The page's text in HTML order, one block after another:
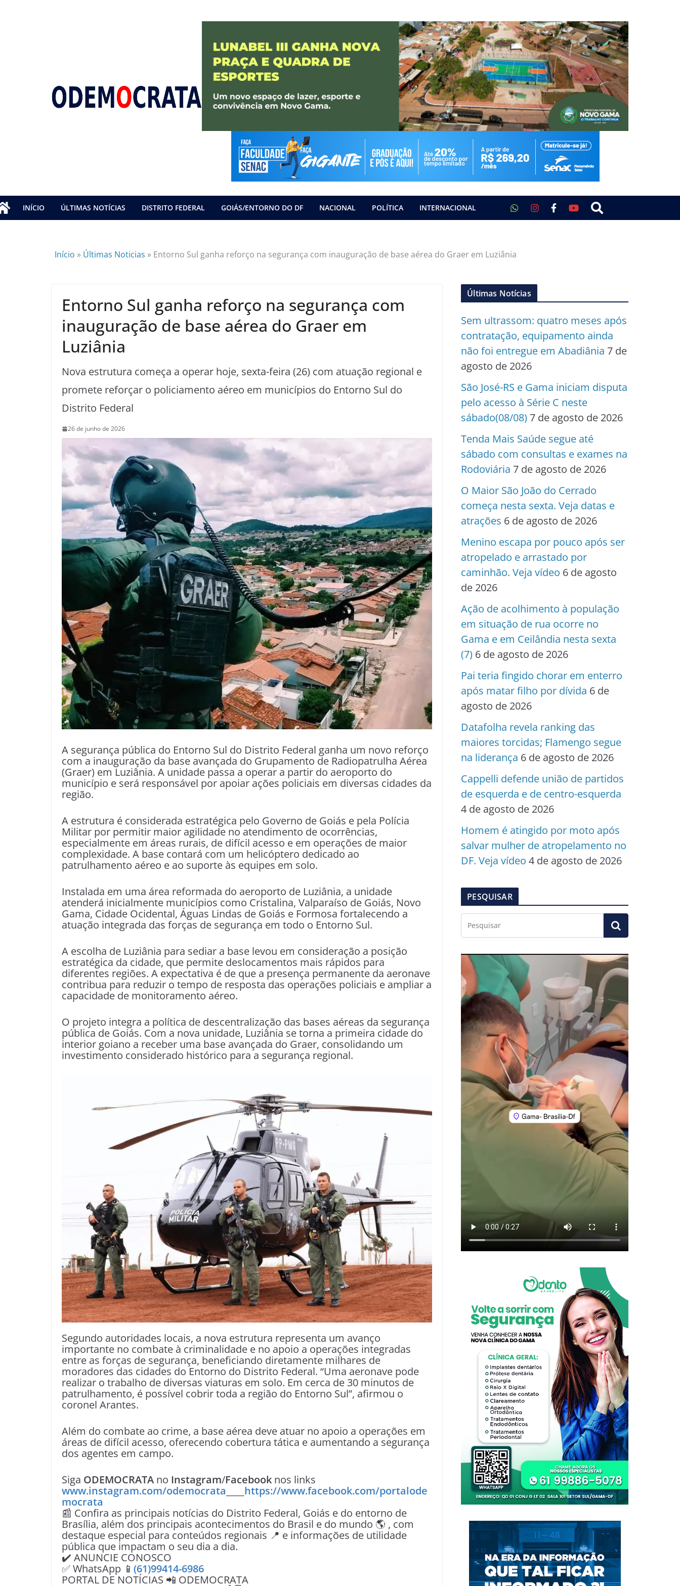
INÍCIO ÚLTIMAS NOTÍCIAS DISTRITO FEDERAL GOIÁS/ENTORNO DO DF NACIONAL POLÍTICA INTERNACIONAL
Início » Últimas Noticias » Entorno Sul ganha reforço na segurança com inauguração de base aérea do Graer em Luziânia
Entorno Sul ganha reforço na segurança com
inauguração de base aérea do Graer em
Luziânia
Nova estrutura começa a operar hoje, sexta-feira (26) com atuação regional e
promete reforçar o policiamento aéreo em municípios do Entorno Sul do
Distrito Federal
26 de junho de 2026
A segurança pública do Entorno Sul do Distrito Federal ganha um novo reforço
com a inauguração da base avançada do Grupamento de Radiopatrulha Aérea
(Graer) em Luziânia. A unidade passa a operar a partir do aeroporto do
município e será responsável por apoiar ações policiais em diversas cidades da
região.
A estrutura é considerada estratégica pelo Governo de Goiás e pela Polícia
Militar por permitir maior agilidade no atendimento de ocorrências,
especialmente em áreas rurais, de difícil acesso e em operações de maior
complexidade. A base contará com um helicóptero dedicado ao
patrulhamento aéreo e ao suporte às equipes em solo.
Instalada em uma área reformada do aeroporto de Luziânia, a unidade
atenderá inicialmente municípios como Cristalina, Valparaíso de Goiás, Novo
Gama, Cidade Ocidental, Águas Lindas de Goiás e Formosa fortalecendo a
atuação integrada das forças de segurança em todo o Entorno Sul.
A escolha de Luziânia para sediar a base levou em consideração a posição
estratégica da cidade, que permite deslocamentos mais rápidos para
diferentes regiões. A expectativa é de que a presença permanente da aeronave
contribua para reduzir o tempo de resposta das operações policiais e ampliar a
capacidade de monitoramento aéreo.
O projeto integra a política de descentralização das bases aéreas da segurança
pública de Goiás. Com a nova unidade, Luziânia se torna a primeira cidade do
interior goiano a receber uma base avançada do Graer, consolidando um
investimento considerado histórico para a segurança regional.
Segundo autoridades locais, a nova estrutura representa um avanço
importante no combate à criminalidade e no apoio a operações integradas
entre as forças de segurança, beneficiando diretamente milhares de
moradores das cidades do Entorno do Distrito Federal. “Uma aeronave pode
realizar o trabalho de diversas viaturas em solo. Em cerca de 30 minutos de
patrulhamento, é possível cobrir toda a região do Entorno Sul”, afirmou o
coronel Arantes.
Além do combate ao crime, a base aérea deve atuar no apoio a operações em
áreas de difícil acesso, oferecendo cobertura tática e aumentando a segurança
dos agentes em campo.
Siga ODEMOCRATA no Instagram/Facebook nos links
www.instagram.com/odemocrata
https://www.facebook.com/portalode
mocrata
📰 Confira as principais notícias do Distrito Federal, Goiás e do entorno de
Brasília, além dos principais acontecimentos do Brasil e do mundo 🌎 , com
destaque especial para conteúdos regionais 📍 e informações de utilidade
pública que impactam o seu dia a dia.
✔️ ANUNCIE CONOSCO
✅ WhatsApp 📱 (61)99414-6986
PORTAL DE NOTÍCIAS 📲 ODEMOCRATA
Últimas Notícias
Sem ultrassom: quatro meses após
contratação, equipamento ainda
não foi entregue em Abadiânia 7 de
agosto de 2026
São José-RS e Gama iniciam disputa
pelo acesso à Série C neste
sábado(08/08) 7 de agosto de 2026
Tenda Mais Saúde segue até
sábado com consultas e exames na
Rodoviária 7 de agosto de 2026
O Maior São João do Cerrado
começa nesta sexta. Veja datas e
atrações 6 de agosto de 2026
Menino escapa por pouco após ser
atropelado e arrastado por
caminhão. Veja vídeo 6 de agosto
de 2026
Ação de acolhimento à população
em situação de rua ocorre no
Gama e em Ceilândia nesta sexta
(7) 6 de agosto de 2026
Pai teria fingido chorar em enterro
após matar filho por dívida 6 de
agosto de 2026
Datafolha revela ranking das
maiores torcidas; Flamengo segue
na liderança 6 de agosto de 2026
Cappelli defende união de partidos
de esquerda e de centro-esquerda
4 de agosto de 2026
Homem é atingido por moto após
salvar mulher de atropelamento no
DF. Veja vídeo 4 de agosto de 2026
PESQUISAR